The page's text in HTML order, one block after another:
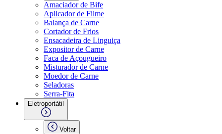
Amaciador de Bife
Aplicador de Filme
Balança de Carne
Cortador de Frios
Ensacadeira de Linguiça
Expositor de Carne
Faca de Açougueiro
Misturador de Carne
Moedor de Carne
Seladoras
Serra-Fita
Eletroportátil
Voltar